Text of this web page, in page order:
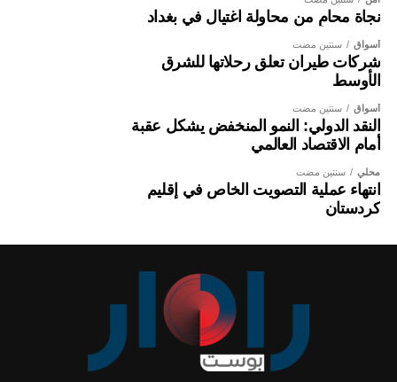
نجاة محامٍ من محاولة اغتيال في بغداد
أسواق سنتين مضت
شركات طيران تعلق رحلاتها للشرق
الأوسط
أسواق سنتين مضت
النقد الدولي: النمو المنخفض يشكل عقبة
أمام الاقتصاد العالمي
محلي سنتين مضت
انتهاء عملية التصويت الخاص في إقليم
كردستان